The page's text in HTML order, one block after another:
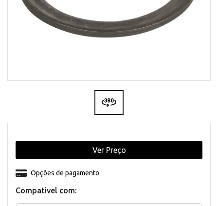
Compativel com:
Opções de pagamento
Ver Preço